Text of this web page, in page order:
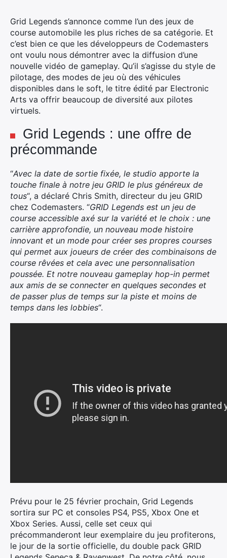
Grid Legends s’annonce comme l’un des jeux de
course automobile les plus riches de sa catégorie. Et
c’est bien ce que les développeurs de Codemasters
ont voulu nous démontrer avec la diffusion d’une
nouvelle vidéo de gameplay. Qu’il s’agisse du style de
pilotage, des modes de jeu où des véhicules
disponibles dans le soft, le titre édité par Electronic
Arts va offrir beaucoup de diversité aux pilotes
virtuels.
Grid Legends : une offre de
précommande
“Avec la date de sortie fixée, le studio apporte la
touche finale à notre jeu GRID le plus généreux de
tous“, a déclaré Chris Smith, directeur du jeu GRID
chez Codemasters. “GRID Legends est un jeu de
course accessible axé sur la variété et le choix : une
carrière approfondie, un nouveau mode histoire
innovant et un mode pour créer ses propres courses
qui permet aux joueurs de créer des combinaisons de
course rêvées et cela avec une personnalisation
poussée. Et notre nouveau gameplay hop-in permet
aux amis de se connecter en quelques secondes et
de passer plus de temps sur la piste et moins de
temps dans les lobbies“.
Prévu pour le 25 février prochain, Grid Legends
sortira sur PC et consoles PS4, PS5, Xbox One et
Xbox Series. Aussi, celle set ceux qui
précommanderont leur exemplaire du jeu profiterons,
le jour de la sortie officielle, du double pack GRID